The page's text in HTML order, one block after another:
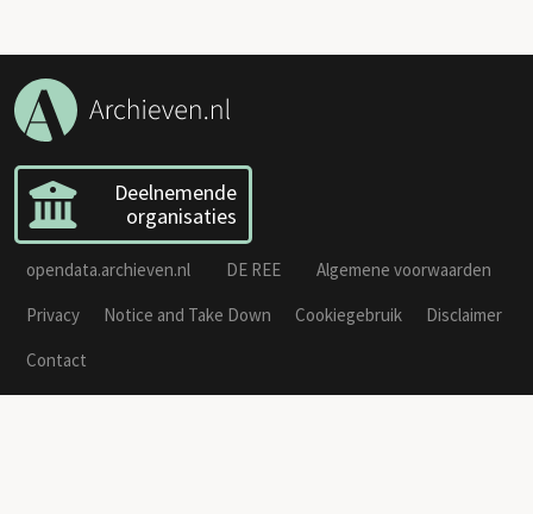
Deelnemende
organisaties
opendata.archieven.nl DE REE
Algemene voorwaarden
Privacy
Notice and Take Down Cookiegebruik
Disclaimer
Contact